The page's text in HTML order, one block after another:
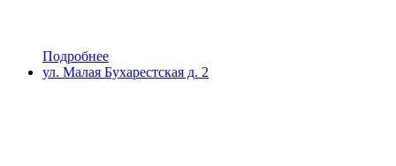
Подробнее
ул. Малая Бухарестская д. 2